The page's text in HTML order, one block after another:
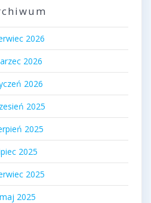
2026
2026
2026
2025
2025
2025
2025
maj 2025